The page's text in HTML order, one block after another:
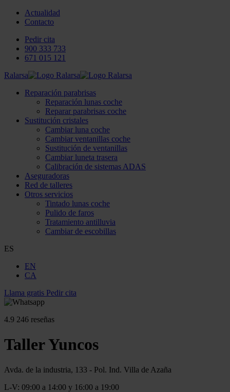
Actualidad
Contacto
Pedir cita
900 333 733
671 015 121
Ralarsa
Reparación parabrisas
Reparación lunas coche
Reparar parabrisas coche
Sustitución cristales
Cambiar luna coche
Cambiar ventanillas coche
Sustitución de ventanillas
Cambiar luneta trasera
Calibración de sistemas ADAS
Aseguradoras
Red de talleres
Otros servicios
Tintado lunas coche
Pulido de faros
Tratamiento antilluvia
Cambiar de escobillas
ES
EN
CA
Llama gratis Pedir cita
4.9 246 reseñas
Taller Yuncos
Avda. de la industria, 133 - Pol. Ind. Villa de Azaña
L-V: 09:00 a 14:00 y 16:00 a 19:00